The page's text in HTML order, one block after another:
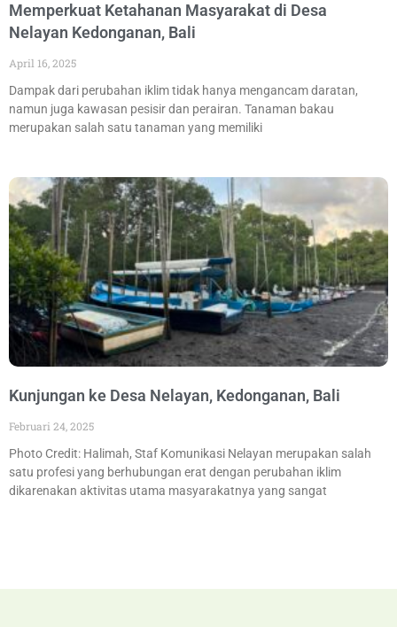
Memperkuat Ketahanan Masyarakat di Desa
Nelayan Kedonganan, Bali
April 16, 2025
Dampak dari perubahan iklim tidak hanya mengancam daratan,
namun juga kawasan pesisir dan perairan. Tanaman bakau
merupakan salah satu tanaman yang memiliki
Kunjungan ke Desa Nelayan, Kedonganan, Bali
Februari 24, 2025
Photo Credit: Halimah, Staf Komunikasi Nelayan merupakan salah
satu profesi yang berhubungan erat dengan perubahan iklim
dikarenakan aktivitas utama masyarakatnya yang sangat